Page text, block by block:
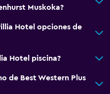
Muskoka?
Hotel opciones de
Hotel piscina?
de Best Western Plus